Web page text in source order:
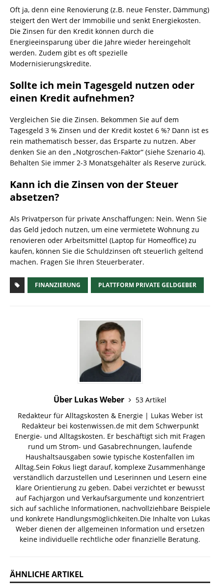
Oft ja, denn eine Renovierung (z.B. neue Fenster, Dämmung)
steigert den Wert der Immobilie und senkt Energiekosten.
Die Zinsen für den Kredit können durch die
Energieeinsparung über die Jahre wieder hereingeholt
werden. Zudem gibt es oft spezielle
Modernisierungskredite.
Sollte ich mein Tagesgeld nutzen oder
einen Kredit aufnehmen?
Vergleichen Sie die Zinsen. Bekommen Sie auf dem
Tagesgeld 3 % Zinsen und der Kredit kostet 6 %? Dann ist es
rein mathematisch besser, das Ersparte zu nutzen. Aber
denken Sie an den „Notgroschen-Faktor“ (siehe Szenario 4).
Behalten Sie immer 2-3 Monatsgehälter als Reserve zurück.
Kann ich die Zinsen von der Steuer
absetzen?
Als Privatperson für private Anschaffungen: Nein. Wenn Sie
das Geld jedoch nutzen, um eine vermietete Wohnung zu
renovieren oder Arbeitsmittel (Laptop für Homeoffice) zu
kaufen, können Sie die Schuldzinsen oft steuerlich geltend
machen. Fragen Sie Ihren Steuerberater.
FINANZIERUNG PLATTFORM PRIVATE GELDGEBER
Über Lukas Weber
53 Artikel
Redakteur für Alltagskosten & Energie | Lukas Weber ist
Redakteur bei kostenwissen.de mit dem Schwerpunkt
Energie- und Alltagskosten. Er beschäftigt sich mit Fragen
rund um Strom- und Gasabrechnungen, laufende
Haushaltsausgaben sowie typische Kostenfallen im
Alltag.Sein Fokus liegt darauf, komplexe Zusammenhänge
verständlich darzustellen und Leserinnen und Lesern eine
klare Orientierung zu geben. Dabei verzichtet er bewusst
auf Fachjargon und Verkaufsargumente und konzentriert
sich auf sachliche Informationen, nachvollziehbare Beispiele
und konkrete Handlungsmöglichkeiten.Die Inhalte von Lukas
Weber dienen der allgemeinen Information und ersetzen
keine individuelle rechtliche oder finanzielle Beratung.
ÄHNLICHE ARTIKEL